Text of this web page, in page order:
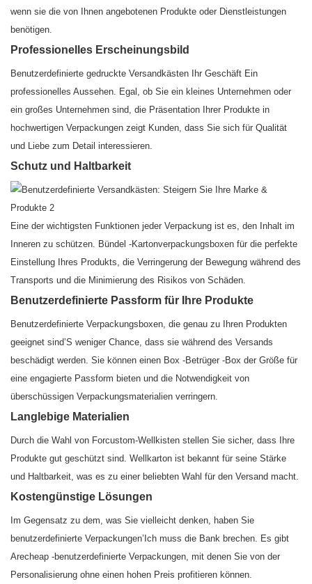
wenn sie die von Ihnen angebotenen Produkte oder Dienstleistungen
benötigen.
Professionelles Erscheinungsbild
Benutzerdefinierte gedruckte Versandkästen Ihr Geschäft Ein
professionelles Aussehen. Egal, ob Sie ein kleines Unternehmen oder
ein großes Unternehmen sind, die Präsentation Ihrer Produkte in
hochwertigen Verpackungen zeigt Kunden, dass Sie sich für Qualität
und Liebe zum Detail interessieren.
Schutz und Haltbarkeit
Eine der wichtigsten Funktionen jeder Verpackung ist es, den Inhalt im
Inneren zu schützen. Bündel -Kartonverpackungsboxen für die perfekte
Einstellung Ihres Produkts, die Verringerung der Bewegung während des
Transports und die Minimierung des Risikos von Schäden.
Benutzerdefinierte Passform für Ihre Produkte
Benutzerdefinierte Verpackungsboxen, die genau zu Ihren Produkten
geeignet sind’S weniger Chance, dass sie während des Versands
beschädigt werden. Sie können einen Box -Betrüger -Box der Größe für
eine engagierte Passform bieten und die Notwendigkeit von
überschüssigen Verpackungsmaterialien verringern.
Langlebige Materialien
Durch die Wahl von Forcustom-Wellkisten stellen Sie sicher, dass Ihre
Produkte gut geschützt sind. Wellkarton ist bekannt für seine Stärke
und Haltbarkeit, was es zu einer beliebten Wahl für den Versand macht.
Kostengünstige Lösungen
Im Gegensatz zu dem, was Sie vielleicht denken, haben Sie
benutzerdefinierte Verpackungen’Ich muss die Bank brechen. Es gibt
Arecheap -benutzerdefinierte Verpackungen, mit denen Sie von der
Personalisierung ohne einen hohen Preis profitieren können.